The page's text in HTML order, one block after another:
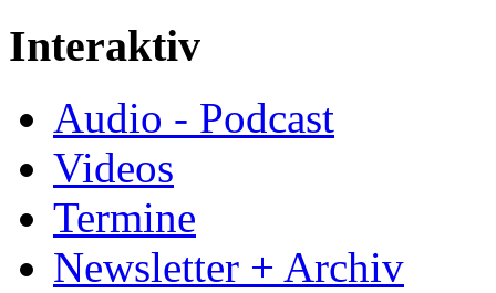
Interaktiv
Audio - Podcast
Videos
Termine
Newsletter + Archiv